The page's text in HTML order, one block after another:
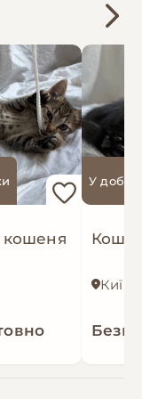
кошеня
У добрі
Київ